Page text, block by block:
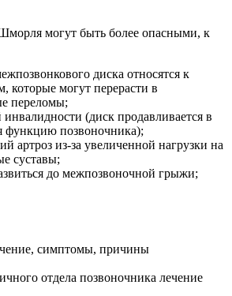
могут быть более опасными, к
диска относятся к
которые могут перерасти в
переломы;
(диск продавливается в
функцию позвоночника);
артроз из-за увеличенной нагрузки на
суставы;
до межпозвоночной грыжи;
отдела позвоночника лечение